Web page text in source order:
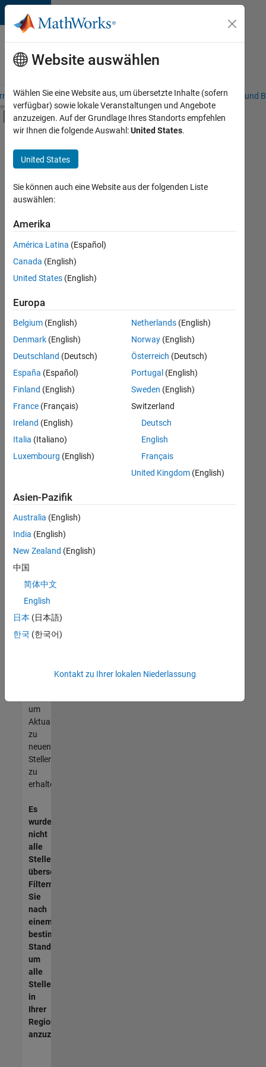
Weiter zum Inhalt
Karriere
bei
MathWorks
– Übersicht Stellensuche Niederlassungen Studierende und
Umschaltung für Off-Canvas-
Hauptinhalt
Information Technology
Customer Support
Education Sales
Inside Sales
Marketing Services
+4
Derzeit
es
keine
offenen
Stellen,
Ihren
Suchkriterien
entsprechen.
können
die
Suchkriterien
weiter
fassen
oder
alle
Stellenangebote
anzeigen .
noch
keine
offenen
Stellen
können,
die
Ihren
entsprechen,
werden
unseres
um
Aktualisierungen
zu
neuen
Stellenangeboten
zu
erhalten.
Es
wurden
nicht
alle
Stellen
übersetzt.
Filtern
Sie
nach
einem
bestimmten
Standort,
um
alle
Stellenangebote
in
Ihrer
Region
anzuzeigen.
Website auswählen
Wählen Sie eine Website aus, um übersetzte Inhalte (sofern
verfügbar) sowie lokale Veranstaltungen und Angebote
anzuzeigen. Auf der Grundlage Ihres Standorts empfehlen
wir Ihnen die folgende Auswahl:United States.
United States
Sie können auch eine Website aus der folgenden Liste
auswählen:
Amerika
América Latina (Español)
Canada (English)
United States (English)
Europa
Belgium (English)
Denmark (English)
Deutschland (Deutsch)
España (Español)
Finland (English)
France (Français)
Ireland (English)
Italia (Italiano)
Luxembourg (English)
Netherlands(English)
Norway(English)
Österreich (Deutsch)
Portugal (English)
Sweden (English)
Switzerland
Deutsch
English
Français
United Kingdom(English)
Asien-Pazifik
Australia (English)
India (English)
New Zealand (English)
中国
简体中文
English
日本 (日本語)
한국 (한국어)
Kontakt zu Ihrer lokalen Niederlassung